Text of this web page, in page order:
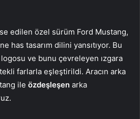
edilen özel sürüm Ford Mustang,
has tasarım dilini yansıtıyor. Bu
ve bunu çevreleyen ızgara
farlarla eşleştirildi. Aracın arka
ile özdeşleşen arka